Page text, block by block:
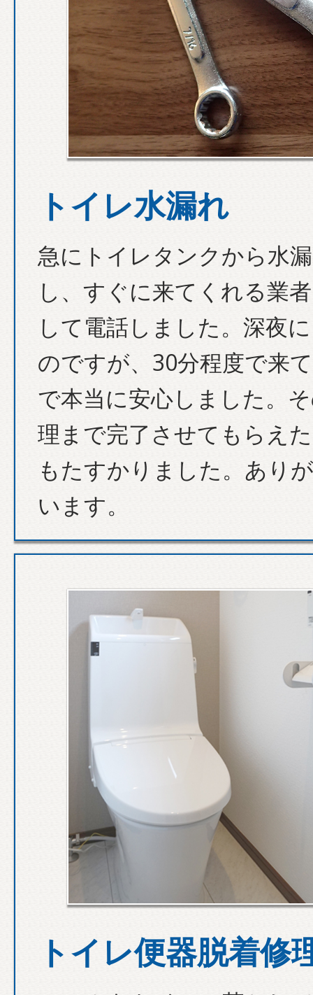
トイレ水漏れ
急にトイレタンクから水
し、すぐに来てくれる業
して電話しました。深夜
のですが、30分程度で来
で本当に安心しました。
理まで完了させてもらえ
もたすかりました。あり
います。
トイレ便器脱着修